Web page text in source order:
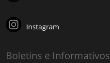
Instagram
Boletins e Informativos